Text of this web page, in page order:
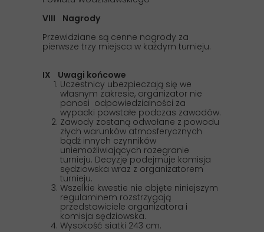
VIII Nagrody
Przewidziane są cenne nagrody za
pierwsze trzy miejsca w każdym turnieju.
IX Uwagi końcowe
Uczestnicy ubezpieczają się we
własnym zakresie, organizator nie
ponosi odpowiedzialności za
wypadki powstałe podczas zawodów.
Zawody zostaną odwołane z powodu
złych warunków atmosferycznych
bądź innych czynników
uniemożliwiających rozegranie
turnieju. Decyzję podejmuje komisja
sędziowska wraz z organizatorem
turnieju.
Wszelkie kwestie nie objęte niniejszym
regulaminem rozstrzygają
przedstawiciele organizatora i
komisja sędziowska.
Wysokość siatki 243 cm.